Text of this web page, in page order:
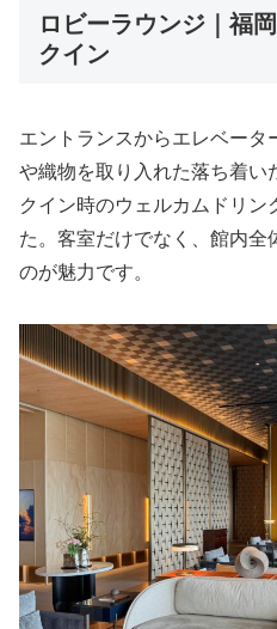
ロビーラウンジ｜福
クイン
エントランスからエレベータ
や織物を取り入れた落ち着い
クイン時のウェルカムドリン
た。客室だけでなく、館内全
のが魅力です。